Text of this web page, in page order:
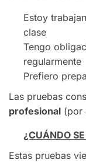
Estoy
clase
Tengo
regularmente
Prefiero
Las pruebas
profesional (por
¿CUÁNDO
Estas pruebas